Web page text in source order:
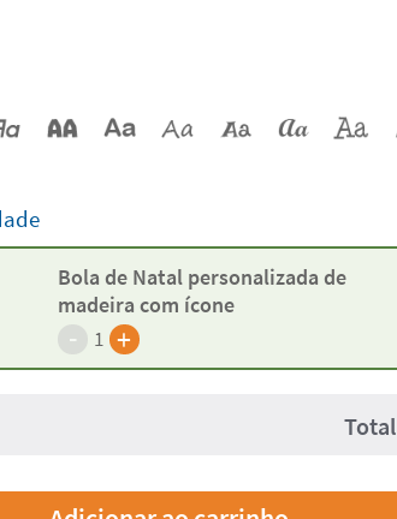
Bola de Natal personalizada de
madeira com ícone
- 1 +
Total